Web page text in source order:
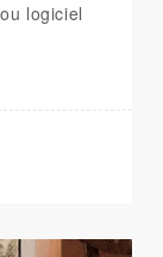
logiciel